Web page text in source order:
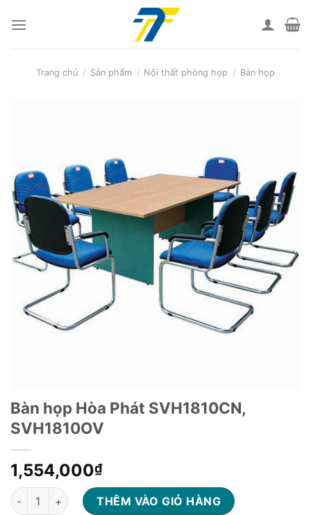
Trang chủ / Sản phẩm / Nội thất phòng họp / Bàn họp
Bàn họp Hòa Phát SVH1810CN,
SVH1810OV
1,554,000₫
Bàn họp Hòa Phát SVH1810CN, SVH1810OV số lượng
THÊM VÀO GIỎ HÀNG